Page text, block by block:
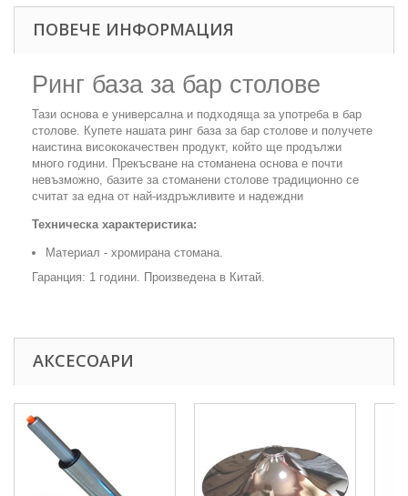
ПОВЕЧЕ ИНФОРМАЦИЯ
Ринг база за бар столове
Тази основа е универсална и подходяща за употреба в бар
столове. Купете нашата ринг база за бар столове и получете
наистина висококачествен продукт, който ще продължи
много години. Прекъсване на стоманена основа е почти
невъзможно, базите за стоманени столове традиционно се
считат за една от най-издръжливите и надеждни
Техническа характеристика:
Материал - хромирана стомана.
Гаранция: 1 години. Произведена в Китай.
АКСЕСОАРИ